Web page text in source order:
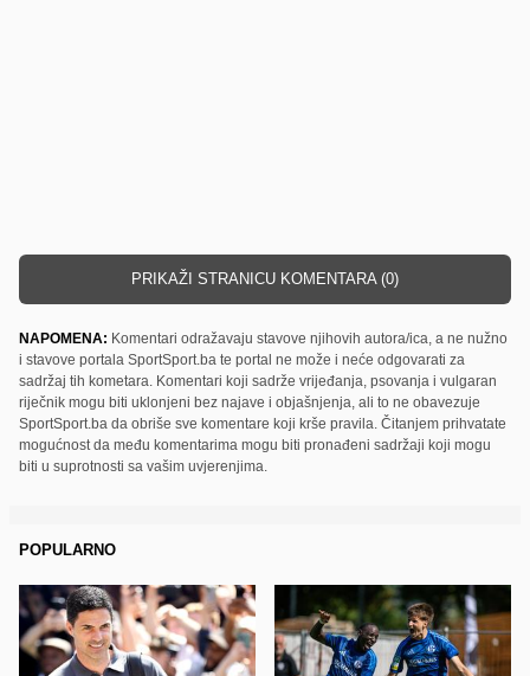
PRIKAŽI STRANICU KOMENTARA (0)
NAPOMENA: Komentari odražavaju stavove njihovih autora/ica, a ne nužno
i stavove portala SportSport.ba te portal ne može i neće odgovarati za
sadržaj tih kometara. Komentari koji sadrže vrijeđanja, psovanja i vulgaran
riječnik mogu biti uklonjeni bez najave i objašnjenja, ali to ne obavezuje
SportSport.ba da obriše sve komentare koji krše pravila. Čitanjem prihvatate
mogućnost da među komentarima mogu biti pronađeni sadržaji koji mogu
biti u suprotnosti sa vašim uvjerenjima.
POPULARNO